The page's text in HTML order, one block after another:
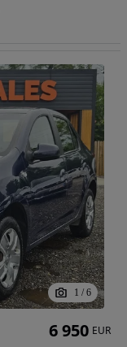
1 / 6
6 950 EUR